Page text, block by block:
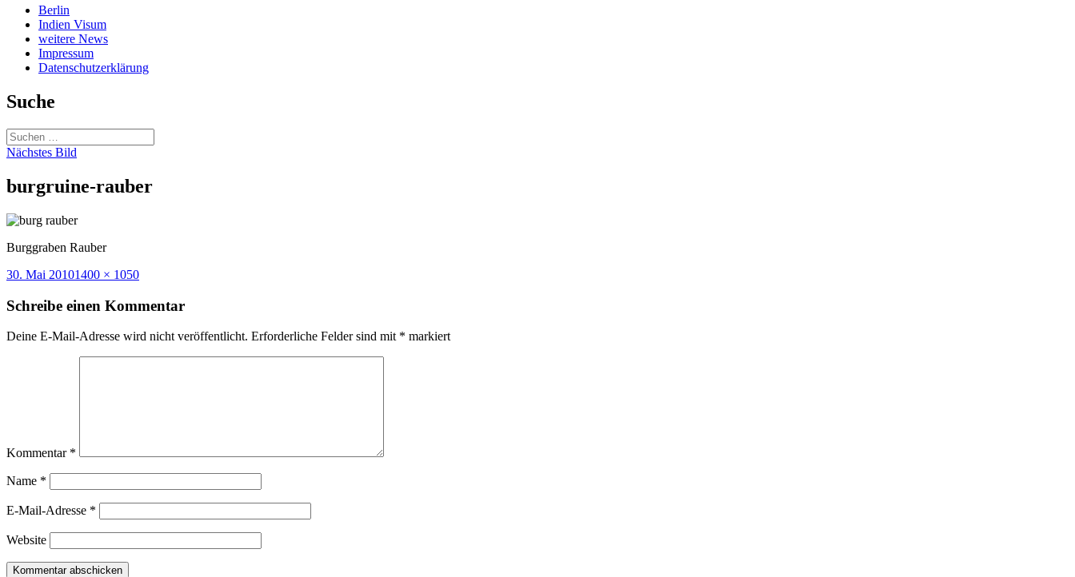
Berlin
Indien Visum
weitere News
Impressum
Datenschutzerklärung
Suche
Suchen
nach:
Nächstes Bild
burgruine-rauber
Burggraben Rauber
Veröffentlicht
30. Mai 2010Volle
1400 × 1050
Schreibe einen Kommentar
Deine E-Mail-Adresse wird nicht veröffentlicht. Erforderliche Felder sind mit * markiert
Kommentar *
Name *
E-Mail-Adresse *
Website